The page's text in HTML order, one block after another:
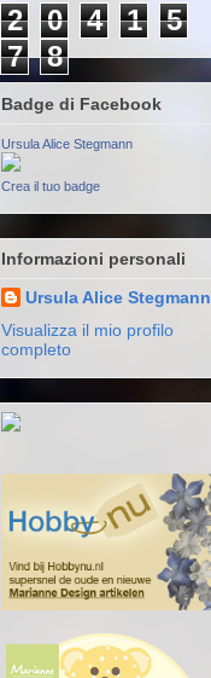
2 0 4 1
5
7
8
Badge di Facebook
Ursula Alice Stegmann
Crea il tuo badge
Informazioni personali
Ursula Alice Stegmann
Visualizza il mio profilo
completo